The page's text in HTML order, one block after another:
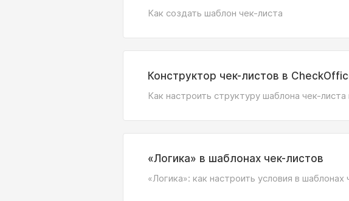
Как создать шаблон чек-листа
Конструктор чек-листов в
Как настроить структуру шаблона чек-
«Логика» в шаблонах чек-листов
«Логика»: как настроить условия в шаблонах